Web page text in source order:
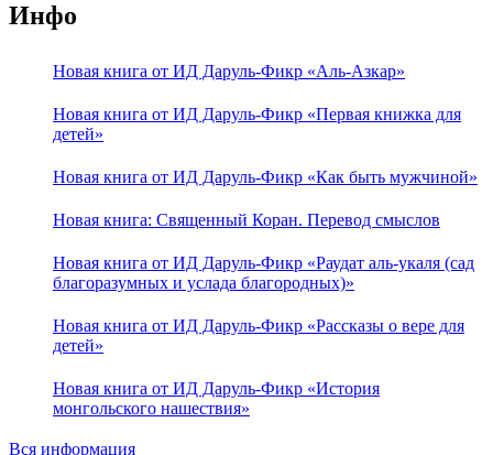
Инфо
Новая книга от ИД Даруль-Фикр «Аль-Азкар»
Новая книга от ИД Даруль-Фикр «Первая книжка для
детей»
Новая книга от ИД Даруль-Фикр «Как быть мужчиной»
Новая книга: Священный Коран. Перевод смыслов
Новая книга от ИД Даруль-Фикр «Раудат аль-укаля (cад
благоразумных и услада благородных)»
Новая книга от ИД Даруль-Фикр «Рассказы о вере для
детей»
Новая книга от ИД Даруль-Фикр «История
монгольского нашествия»
Вся информация